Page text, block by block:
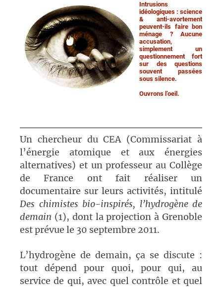
Intrusions
idéologiques : science
& anti-avortement
peuvent-ils faire bon
ménage ? Aucune
accusation,
simplement un
questionnement fort
sur des questions
souvent passées
sous silence.
Ouvrons l’oeil.
Un chercheur du CEA (Commissariat à
l’énergie atomique et aux énergies
alternatives) et un professeur au Collège
de France ont fait réaliser un
documentaire sur leurs activités, intitulé
Des chimistes bio-inspirés, l’hydrogène de
demain (1), dont la projection à Grenoble
est prévue le 30 septembre 2011.
L’hydrogène de demain, ça se discute :
tout dépend pour quoi, pour qui, au
service de qui, avec quel contrôle et quel